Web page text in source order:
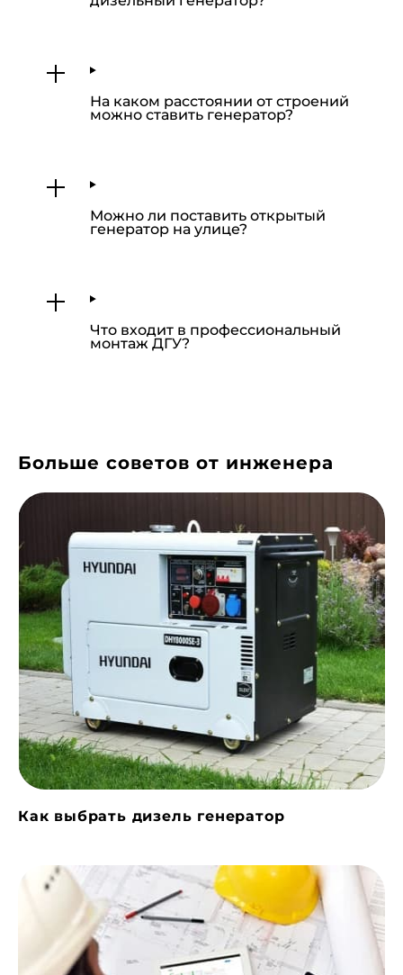
На каком расстоянии от строений
можно ставить генератор?
Можно ли поставить открытый
генератор на улице?
Что входит в профессиональный
монтаж ДГУ?
Больше советов от инженера
Как выбрать дизель генератор